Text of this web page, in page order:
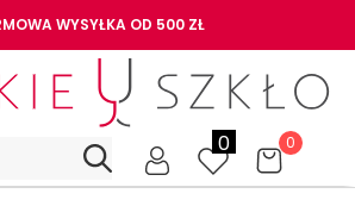
WYSYŁKA OD 500 ZŁ
0 0